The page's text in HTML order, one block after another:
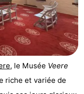
, le Musée Veere
riche et variée de